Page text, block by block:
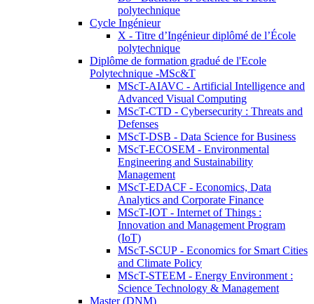
polytechnique
Cycle Ingénieur
X - Titre d’Ingénieur diplômé de l’École
polytechnique
Diplôme de formation gradué de l'Ecole
Polytechnique -MSc&T
MScT-AIAVC - Artificial Intelligence and
Advanced Visual Computing
MScT-CTD - Cybersecurity : Threats and
Defenses
MScT-DSB - Data Science for Business
MScT-ECOSEM - Environmental
Engineering and Sustainability
Management
MScT-EDACF - Economics, Data
Analytics and Corporate Finance
MScT-IOT - Internet of Things :
Innovation and Management Program
(IoT)
MScT-SCUP - Economics for Smart Cities
and Climate Policy
MScT-STEEM - Energy Environment :
Science Technology & Management
Master (DNM)